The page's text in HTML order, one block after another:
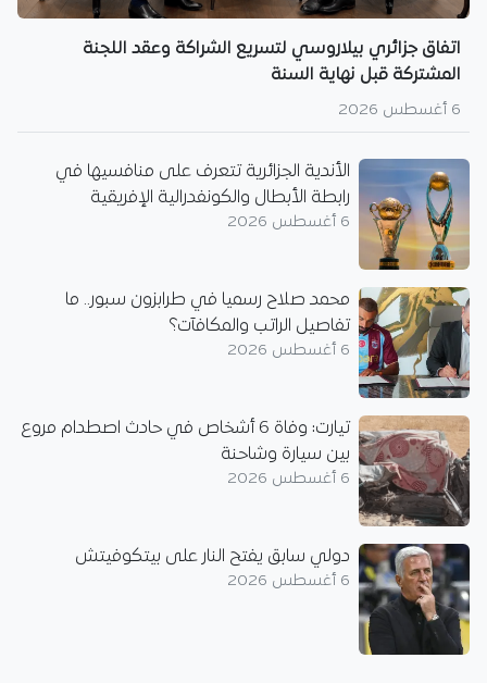
اتفاق جزائري بيلاروسي لتسريع الشراكة وعقد اللجنة
المشتركة قبل نهاية السنة
6 أغسطس 2026
الأندية الجزائرية تتعرف على منافسيها في
رابطة الأبطال والكونفدرالية الإفريقية
6 أغسطس 2026
محمد صلاح رسميا في طرابزون سبور.. ما
تفاصيل الراتب والمكافآت؟
6 أغسطس 2026
تيارت: وفاة 6 أشخاص في حادث اصطدام مروع
بين سيارة وشاحنة
6 أغسطس 2026
دولي سابق يفتح النار على بيتكوفيتش
6 أغسطس 2026